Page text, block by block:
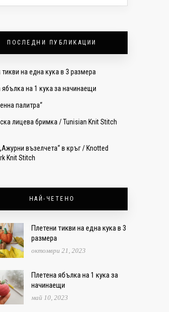
ПОСЛЕДНИ ПУБЛИКАЦИИ
тикви на една кука в 3 размера
ябълка на 1 кука за начинаещи
палитра“
лицева бримка / Tunisian Knit Stitch
възелчета“ в кръг / Knotted
Knit Stitch
НАЙ-ЧЕТЕНО
Плетени тикви на една кука в 3
размера
октомври 21, 2023
Плетена ябълка на 1 кука за
начинаещи
май 10, 2023